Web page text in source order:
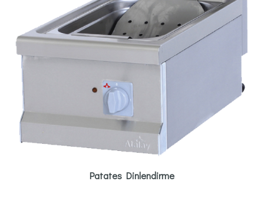
Patates Dinlendirme